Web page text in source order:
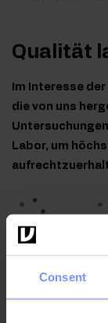
Consent
Qualität
Im Interesse
die von uns
Labor, um
28.10.2024